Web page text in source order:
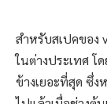
สำหรับสเปคของ
ในต่างประเทศ
ข้างเยอะที่สุด ซึ่ง